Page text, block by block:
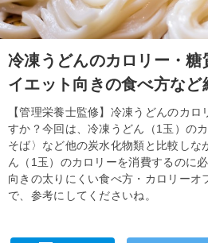
冷凍うどんのカロリー・
イエット向きの食べ方など
【管理栄養士監修】冷凍うどんのカロ
すか？今回は、冷凍うどん（1玉）の
そば〉など他の炭水化物類と比較しな
ん（1玉）のカロリーを消費するのに
向きの太りにくい食べ方・カロリーオ
で、参考にしてくださいね。